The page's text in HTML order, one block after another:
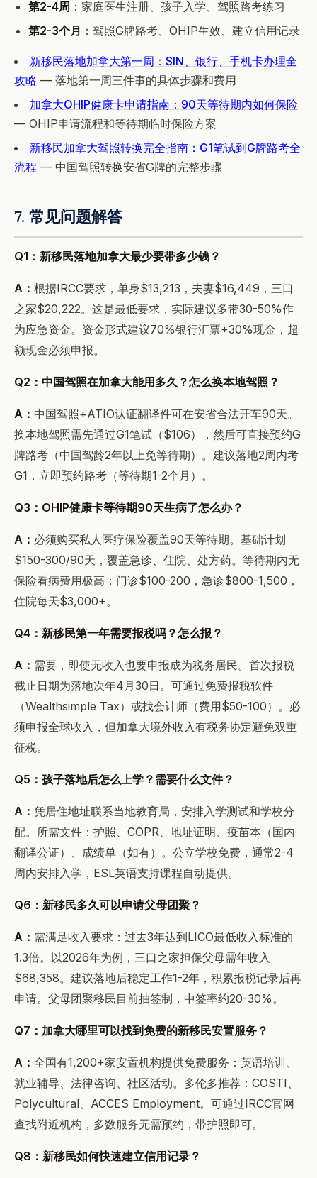
第2-4周 ：家庭医生注册、孩子入学、驾照路考练习
第2-3个月 ：驾照G牌路考、OHIP生效、建立信用记录
新移民落地加拿大第一周：SIN、银行、手机卡办理全
攻略 — 落地第一周三件事的具体步骤和费用
加拿大OHIP健康卡申请指南：90天等待期内如何保险
— OHIP申请流程和等待期临时保险方案
新移民加拿大驾照转换完全指南：G1笔试到G牌路考全
流程 — 中国驾照转换安省G牌的完整步骤
7. 常见问题解答
Q1：新移民落地加拿大最少要带多少钱？
A： 根据IRCC要求，单身$13,213，夫妻$16,449，三口
之家$20,222。这是最低要求，实际建议多带30-50%作
为应急资金。资金形式建议70%银行汇票+30%现金，超
额现金必须申报。
Q2：中国驾照在加拿大能用多久？怎么换本地驾照？
A： 中国驾照+ATIO认证翻译件可在安省合法开车90天。
换本地驾照需先通过G1笔试（$106），然后可直接预约G
牌路考（中国驾龄2年以上免等待期）。建议落地2周内考
G1，立即预约路考（等待期1-2个月）。
Q3：OHIP健康卡等待期90天生病了怎么办？
A： 必须购买私人医疗保险覆盖90天等待期。基础计划
$150-300/90天，覆盖急诊、住院、处方药。等待期内无
保险看病费用极高：门诊$100-200，急诊$800-1,500，
住院每天$3,000+。
Q4：新移民第一年需要报税吗？怎么报？
A： 需要，即使无收入也要申报成为税务居民。首次报税
截止日期为落地次年4月30日。可通过免费报税软件
（Wealthsimple Tax）或找会计师（费用$50-100）。必
须申报全球收入，但加拿大境外收入有税务协定避免双重
征税。
Q5：孩子落地后怎么上学？需要什么文件？
A： 凭居住地址联系当地教育局，安排入学测试和学校分
配。所需文件：护照、COPR、地址证明、疫苗本（国内
翻译公证）、成绩单（如有）。公立学校免费，通常2-4
周内安排入学，ESL英语支持课程自动提供。
Q6：新移民多久可以申请父母团聚？
A： 需满足收入要求：过去3年达到LICO最低收入标准的
1.3倍。以2026年为例，三口之家担保父母需年收入
$68,358。建议落地后稳定工作1-2年，积累报税记录后再
申请。父母团聚移民目前抽签制，中签率约20-30%。
Q7：加拿大哪里可以找到免费的新移民安置服务？
A： 全国有1,200+家安置机构提供免费服务：英语培训、
就业辅导、法律咨询、社区活动。多伦多推荐：COSTI、
Polycultural、ACCES Employment。可通过IRCC官网
查找附近机构，多数服务无需预约，带护照即可。
Q8：新移民如何快速建立信用记录？